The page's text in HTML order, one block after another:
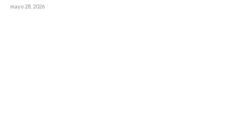
mayo 28, 2026